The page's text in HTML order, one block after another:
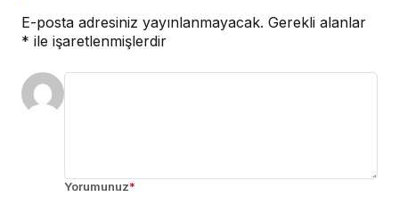
E-posta adresiniz yayınlanmayacak. Gerekli alanlar
* ile işaretlenmişlerdir
Yorumunuz*